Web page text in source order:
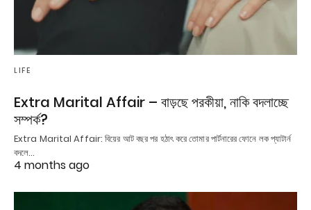
LIFE
Extra Marital Affair – বাড়ছে পরকীয়া, নাকি বদলাচ্ছে
সম্পর্ক?
Extra Marital Affair: বিয়ের আট বছর পর হঠাৎ করে তোমার পার্টনারের ফোনে লক প্যাটার্ন
বদলে…
4 months ago